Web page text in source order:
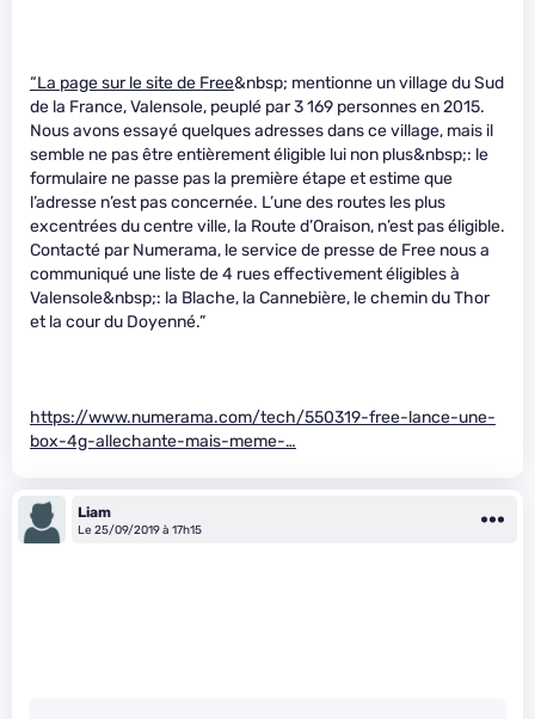
“La page sur le site de Free&nbsp; mentionne un village du Sud
de la France, Valensole, peuplé par 3 169 personnes en 2015.
Nous avons essayé quelques adresses dans ce village, mais il
semble ne pas être entièrement éligible lui non plus&nbsp;: le
formulaire ne passe pas la première étape et estime que
l’adresse n’est pas concernée. L’une des routes les plus
excentrées du centre ville, la Route d’Oraison, n’est pas éligible.
Contacté par Numerama, le service de presse de Free nous a
communiqué une liste de 4 rues effectivement éligibles à
Valensole&nbsp;: la Blache, la Cannebière, le chemin du Thor
et la cour du Doyenné.”
https://www.numerama.com/tech/550319-free-lance-une-
box-4g-allechante-mais-meme-…
Liam
Le 25/09/2019 à 17h15